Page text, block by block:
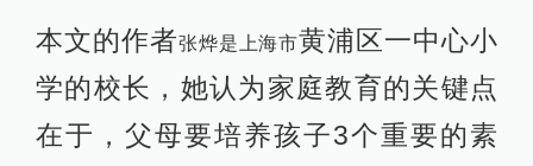
本文的作者张烨是上海市黄浦区一中心小
学的校长，她认为家庭教育的关键点
在于，父母要培养孩子3个重要的素